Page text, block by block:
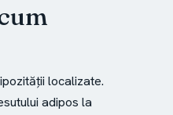
localizate.
adipos la